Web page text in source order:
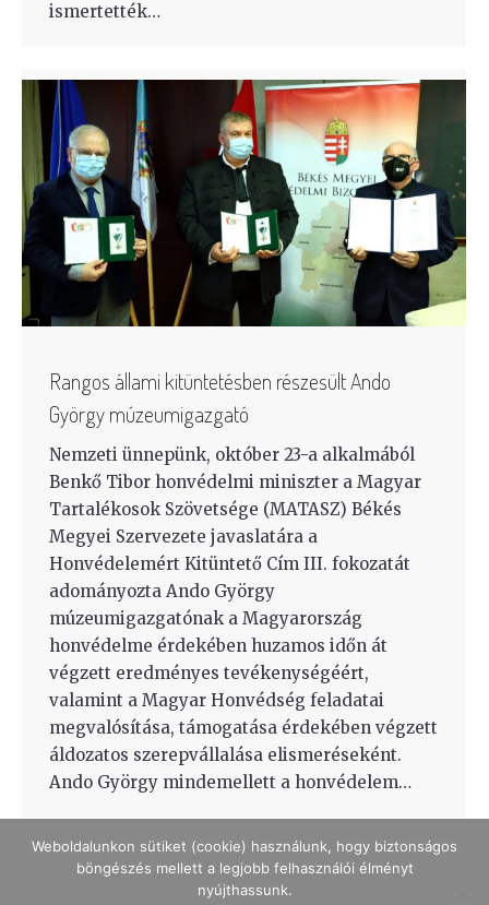
ismertették…
Rangos állami kitüntetésben részesült Ando
György múzeumigazgató
Nemzeti ünnepünk, október 23-a alkalmából
Benkő Tibor honvédelmi miniszter a Magyar
Tartalékosok Szövetsége (MATASZ) Békés
Megyei Szervezete javaslatára a
Honvédelemért Kitüntető Cím III. fokozatát
adományozta Ando György
múzeumigazgatónak a Magyarország
honvédelme érdekében huzamos időn át
végzett eredményes tevékenységéért,
valamint a Magyar Honvédség feladatai
megvalósítása, támogatása érdekében végzett
áldozatos szerepvállalása elismeréseként.
Ando György mindemellett a honvédelem…
Weboldalunkon sütiket (cookie) használunk, hogy biztonságos
böngészés mellett a legjobb felhasználói élményt
nyújthassunk.